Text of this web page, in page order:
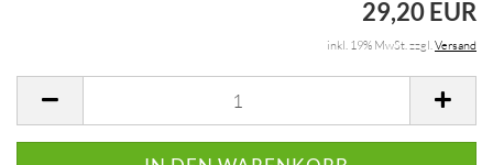
29,20 EUR
inkl. 19% MwSt. zzgl.Versand